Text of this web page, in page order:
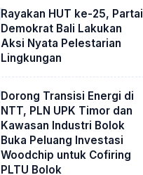
Rayakan HUT ke-25, Partai
Demokrat Bali Lakukan
Aksi Nyata Pelestarian
Lingkungan
Dorong Transisi Energi di
NTT, PLN UPK Timor dan
Kawasan Industri Bolok
Buka Peluang Investasi
Woodchip untuk Cofiring
PLTU Bolok